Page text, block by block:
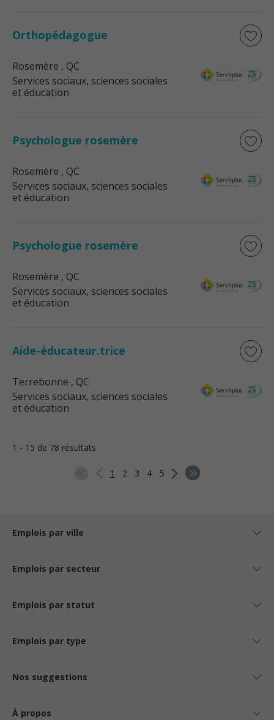
Orthopédagogue
Rosemère , QC
Services sociaux, sciences sociales
et éducation
Psychologue rosemère
Rosemère , QC
Services sociaux, sciences sociales
et éducation
Psychologue rosemère
Rosemère , QC
Services sociaux, sciences sociales
et éducation
Aide-éducateur.trice
Terrebonne , QC
Services sociaux, sciences sociales
et éducation
1 - 15 de 78 résultats
1 2 3 4 5
Emplois par ville
Emplois par secteur
Emplois par statut
Emplois par type
Nos suggestions
À propos